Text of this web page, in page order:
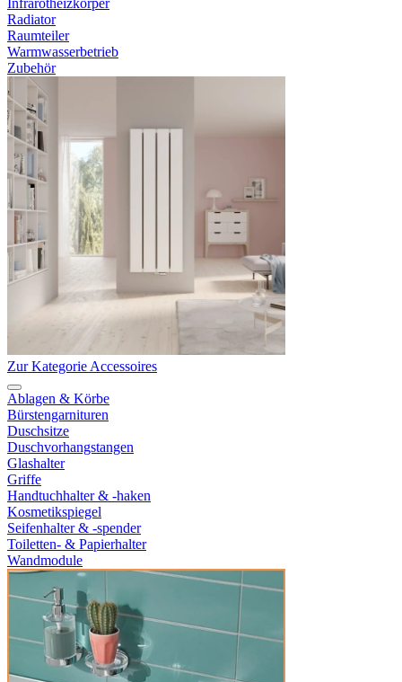
Infrarotheizkörper
Radiator
Raumteiler
Warmwasserbetrieb
Zubehör
Zur Kategorie Accessoires
Ablagen & Körbe
Bürstengarnituren
Duschsitze
Duschvorhangstangen
Glashalter
Griffe
Handtuchhalter & -haken
Kosmetikspiegel
Seifenhalter & -spender
Toiletten- & Papierhalter
Wandmodule